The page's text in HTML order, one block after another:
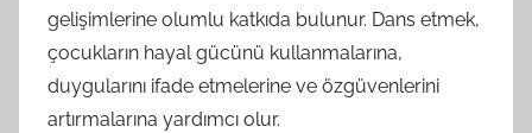
gelişimlerine olumlu katkıda bulunur. Dans etmek,
çocukların hayal gücünü kullanmalarına,
duygularını ifade etmelerine ve özgüvenlerini
artırmalarına yardımcı olur.